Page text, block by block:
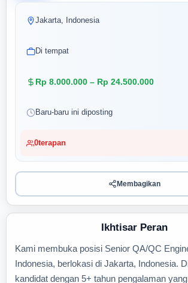
Jakarta, Indonesia
Di tempat
Rp 8.000.000 – Rp 24.500.000
Baru-baru ini diposting
0terapan
Membagikan
Ikhtisar Peran
Kami membuka posisi Senior QA/QC
Indonesia, berlokasi di Jakarta, Indonesia.
kandidat dengan 5+ tahun pengalaman